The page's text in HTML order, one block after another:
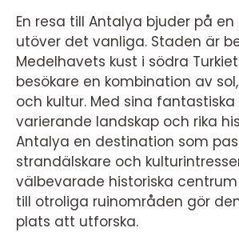
En resa till Antalya bjuder på en
utöver det vanliga. Staden är
Medelhavets kust i södra
besökare en kombination av
och kultur. Med sina
varierande landskap och rika
Antalya en destination som
strandälskare och
välbevarade historiska
till otroliga ruinområden gör
plats att utforska.